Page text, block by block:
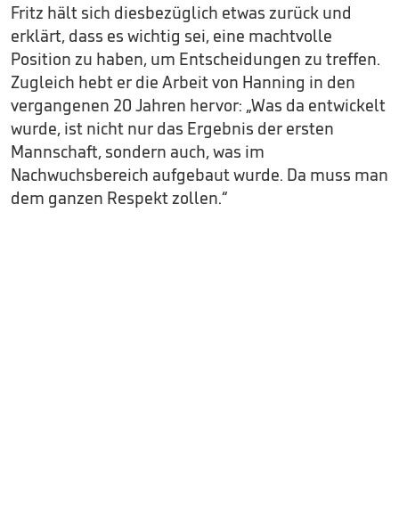
Fritz hält sich diesbezüglich etwas zurück und
erklärt, dass es wichtig sei, eine machtvolle
Position zu haben, um Entscheidungen zu treffen.
Zugleich hebt er die Arbeit von Hanning in den
vergangenen 20 Jahren hervor: „Was da entwickelt
wurde, ist nicht nur das Ergebnis der ersten
Mannschaft, sondern auch, was im
Nachwuchsbereich aufgebaut wurde. Da muss man
dem ganzen Respekt zollen.“